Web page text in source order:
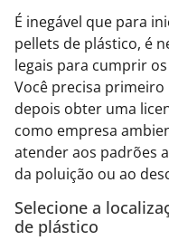
É inegável que para
pellets de plástico, é
legais para cumprir
Você precisa
depois obter uma
como empresa
atender aos padrões
da poluição ou ao
Selecione a
de plástico